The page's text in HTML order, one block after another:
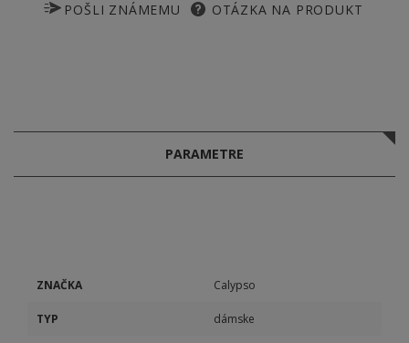
POŠLI ZNÁMEMU OTÁZKA NA PRODUKT
PARAMETRE
ZNAČKA Calypso
TYP dámske